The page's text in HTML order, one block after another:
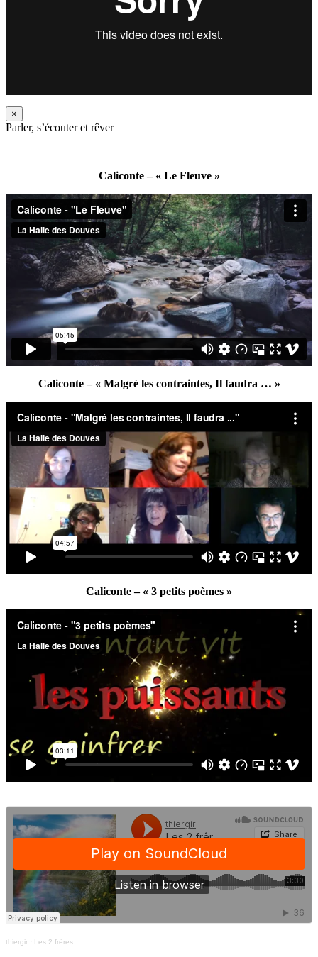
×
Parler, s’écouter et rêver
Caliconte – « Le Fleuve »
Caliconte – « Malgré les contraintes, Il faudra … »
Caliconte – « 3 petits poèmes »
thiergir · Les 2 frêres